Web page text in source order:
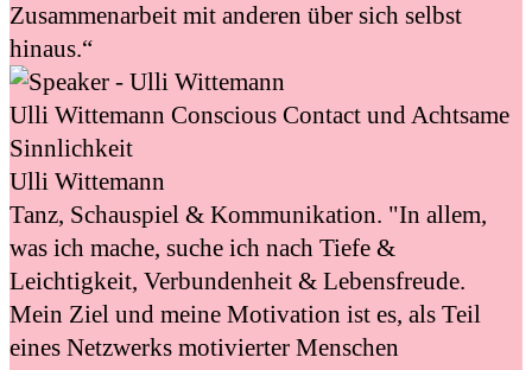
Zusammenarbeit mit anderen über sich selbst
hinaus.“
Ulli Wittemann Conscious Contact und Achtsame
Sinnlichkeit
Ulli Wittemann
Tanz, Schauspiel & Kommunikation. "In allem,
was ich mache, suche ich nach Tiefe &
Leichtigkeit, Verbundenheit & Lebensfreude.
Mein Ziel und meine Motivation ist es, als Teil
eines Netzwerks motivierter Menschen